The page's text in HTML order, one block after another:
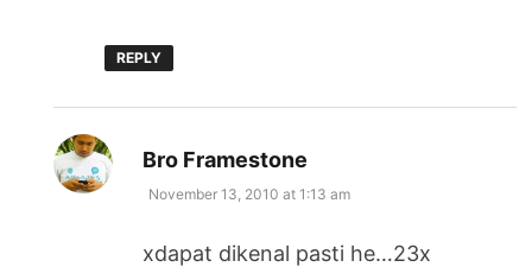
REPLY
Bro Framestone
November 13, 2010 at 1:13 am
xdapat dikenal pasti he…23x